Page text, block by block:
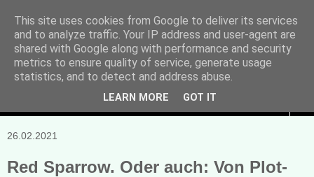
Manuela Sonntag
Bücher, Blogs & mehr
26.02.2021
Red Sparrow. Oder auch: Von Plot-
This site uses cookies from Google to deliver its services
and to analyze traffic. Your IP address and user-agent are
shared with Google along with performance and security
metrics to ensure quality of service, generate usage
statistics, and to detect and address abuse.
LEARN MORE GOT IT